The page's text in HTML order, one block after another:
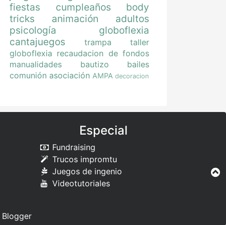
fiestas
cumpleaños
body
tricks
animación
adultos
psicología
globoflexia
cantajuegos
trampa
taller
globoflexia recaudacion de fondos
manualidades
bautizo
bailes
comunión asociación AMPA decoracion
Especial
Fundraising
Trucos impromtu
Juegos de ingenio
Videotutoriales
Blogger